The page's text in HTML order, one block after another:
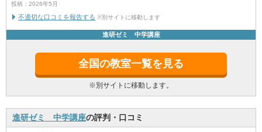
投稿：2026年5月
不適切な口コミを報告する ※別サイトに移動します
進研ゼミ 中学講座
全国の教室一覧を見る
※別サイトに移動します。
進研ゼミ 中学講座の評判・口コミ